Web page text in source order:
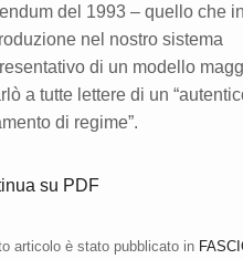
del 1993 – quello che
nel nostro sistema
di un modello
a tutte lettere di un
di regime”.
su PDF
articolo è stato pubblicato in